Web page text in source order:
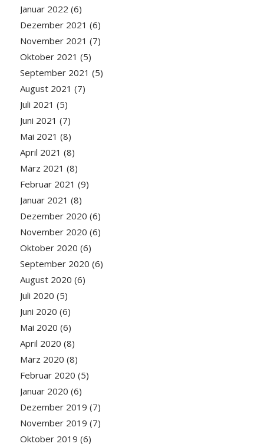
Januar 2022 (6)
Dezember 2021 (6)
November 2021 (7)
Oktober 2021 (5)
September 2021 (5)
August 2021 (7)
Juli 2021 (5)
Juni 2021 (7)
Mai 2021 (8)
April 2021 (8)
März 2021 (8)
Februar 2021 (9)
Januar 2021 (8)
Dezember 2020 (6)
November 2020 (6)
Oktober 2020 (6)
September 2020 (6)
August 2020 (6)
Juli 2020 (5)
Juni 2020 (6)
Mai 2020 (6)
April 2020 (8)
März 2020 (8)
Februar 2020 (5)
Januar 2020 (6)
Dezember 2019 (7)
November 2019 (7)
Oktober 2019 (6)